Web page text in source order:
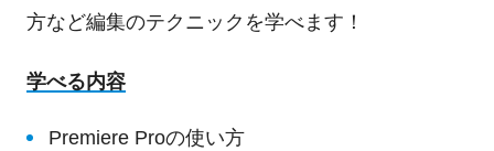
方など編集のテクニックを学べます！
学べる内容
Premiere Proの使い方